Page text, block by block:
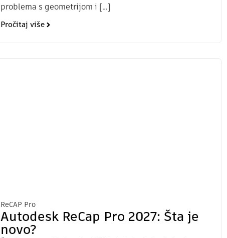
problema s geometrijom i […]
Pročitaj više
ReCAP Pro
Autodesk ReCap Pro 2027: Šta je
novo?